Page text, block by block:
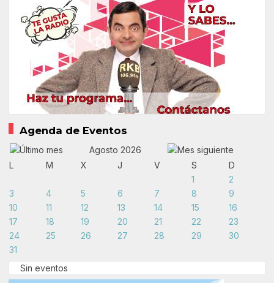
Agenda de Eventos
Agosto 2026
L
M X J V S
D
1
2
3
4 5 6 7 8
9
10
11 12 13 14 15
16
17
18 19 20 21 22
23
24
25 26 27 28 29
30
31
Sin eventos